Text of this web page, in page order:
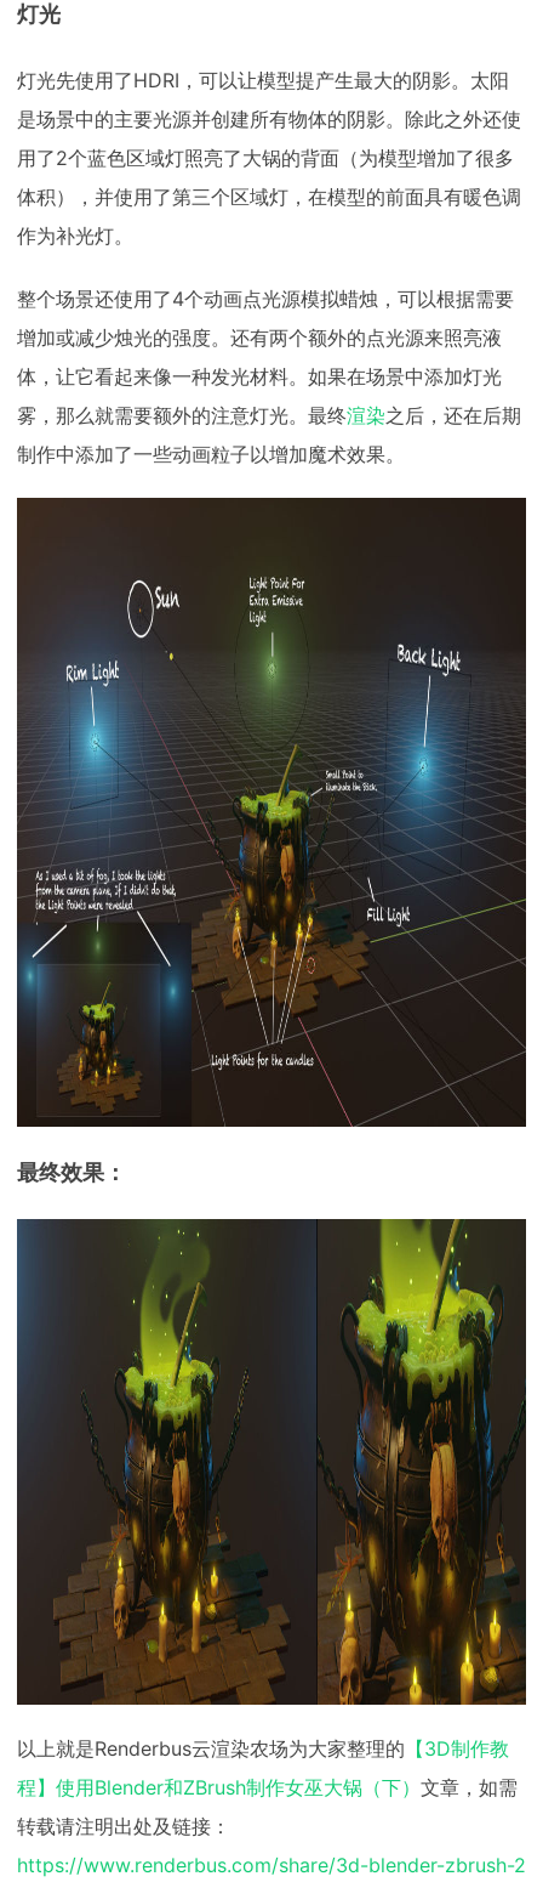
灯光
灯光先使用了HDRI，可以让模型提产生最大的阴影。太阳
是场景中的主要光源并创建所有物体的阴影。除此之外还使
用了2个蓝色区域灯照亮了大锅的背面（为模型增加了很多
体积），并使用了第三个区域灯，在模型的前面具有暖色调
作为补光灯。
整个场景还使用了4个动画点光源模拟蜡烛，可以根据需要
增加或减少烛光的强度。还有两个额外的点光源来照亮液
体，让它看起来像一种发光材料。如果在场景中添加灯光
雾，那么就需要额外的注意灯光。最终渲染之后，还在后期
制作中添加了一些动画粒子以增加魔术效果。
最终效果：
以上就是Renderbus云渲染农场为大家整理的 【3D制作教
程】使用Blender和ZBrush制作女巫大锅（下） 文章，如需
转载请注明出处及链接：
https://www.renderbus.com/share/3d-blender-zbrush-2